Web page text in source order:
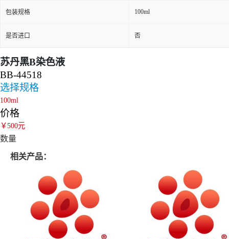
包装规格 100ml
是否进口 否
苏丹黑B染色液
BB-44518
选择规格
100ml
价格
￥500元
数量
相关产品：